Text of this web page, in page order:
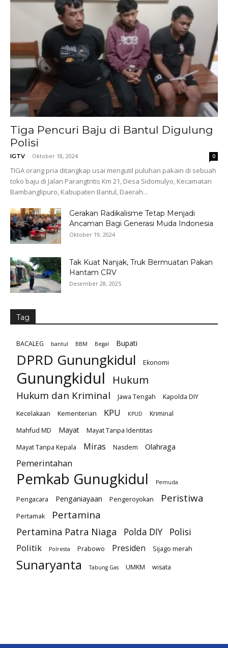
Tiga Pencuri Baju di Bantul Digulung
Polisi
IGTV - Oktober 18, 2024 0
TIGA orang pria ditangkap usai mengutil puluhan pakain di sebuah
toko baju di Jalan Parangtritis Km 21, Desa Sidomulyo, Kecamatan
Bambanglipuro, Kabupaten Bantul, Daerah...
Gerakan Radikalisme Tetap Menjadi
Ancaman Bagi Generasi Muda Indonesia
Oktober 19, 2024
Tak Kuat Nanjak, Truk Bermuatan Pakan
Hantam CRV
Desember 28, 2025
Tag
BACALEG bantul BBM Begal Bupati
DPRD Gunungkidul Ekonomi
Gunungkidul Hukum
Hukum dan Kriminal Jawa Tengah
Kapolda DIY
Kecelakaan
Kementerian KPU KPUD
Kriminal
Mahfud MD
Mayat
Mayat Tanpa Identitas
Mayat Tanpa Kepala
Miras Nasdem Olahraga
Pemerintahan
Pemkab Gunugkidul Pemuda
Pengacara Penganiayaan Pengeroyokan Peristiwa
Pertamak Pertamina
Pertamina Patra Niaga Polda DIY
Polisi
Politik
Polresta Prabowo Presiden Sijago merah
Sunaryanta Tabung Gas UMKM wisata